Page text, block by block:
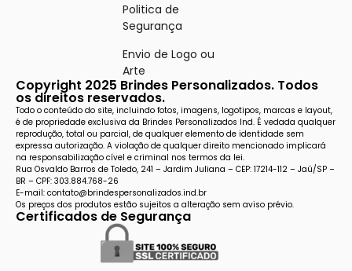
Politica de
Segurança
Envio de Logo ou
Arte
Copyright 2025 Brindes Personalizados. Todos
os direitos reservados.
Todo o conteúdo do site, incluindo fotos, imagens, logotipos, marcas e layout,
é de propriedade exclusiva da Brindes Personalizados Ind. É vedada qualquer
reprodução, total ou parcial, de qualquer elemento de identidade sem
expressa autorização. A violação de qualquer direito mencionado implicará
na responsabilização cível e criminal nos termos da lei.
Rua Osvaldo Barros de Toledo, 241 – Jardim Juliana – CEP: 17214-112 – Jaú/SP –
BR – CPF: 303.884.768-26
E-mail: contato@brindespersonalizados.ind.br
Os preços dos produtos estão sujeitos a alteração sem aviso prévio.
Certificados de Segurança